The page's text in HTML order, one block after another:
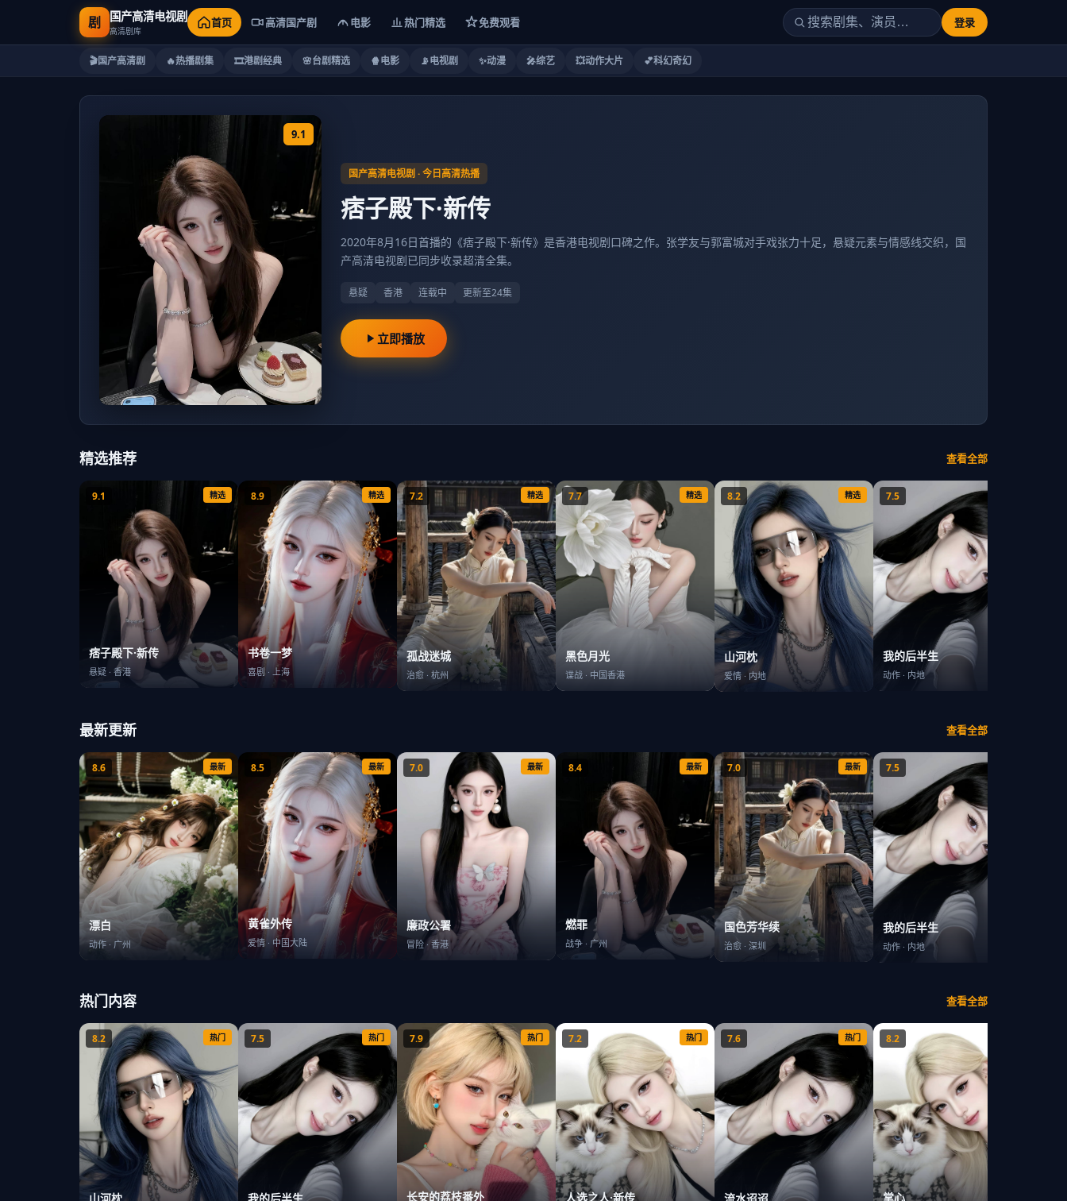
剧 国产高清电视剧
高清剧库
首页 高清国产剧 电影 热门精选 免费观看 登录
🎬国产高清剧 🔥热播剧集 🎞️港剧经典 🌸台剧精选 🍿电影 📡电视剧 ✨动漫 🎤综艺 💥动作大片 💕科幻奇幻
9.1
国产高清电视剧 · 今日高清热播
痞子殿下·新传
2020年8月16日首播的《痞子殿下·新传》是香港电视剧口碑之作。张学友与郭富城对手戏张力十足，悬疑元素与情感线交织，国
产高清电视剧已同步收录超清全集。
悬疑 香港 连载中 更新至24集
立即播放
精选推荐 查看全部
9.1 精选
痞子殿下·新传
悬疑 · 香港
8.9 精选
书卷一梦
喜剧 · 上海
7.2 精选
孤战迷城
治愈 · 杭州
7.7 精选
黑色月光
谍战 · 中国香港
8.2 精选
山河枕
爱情 · 内地
7.5
我的后半生
动作 · 内地
最新更新 查看全部
8.6 最新
漂白
动作 · 广州
8.5 最新
黄雀外传
爱情 · 中国大陆
7.0 最新
廉政公署
冒险· 香港
8.4 最新
燃罪
战争 · 广州
7.0 最新
国色芳华续
治愈 · 深圳
7.5
我的后半生
动作 · 内地
热门内容 查看全部
8.2 热门 7.5 热门
我的后半生
7.9 热门
长安的荔枝番外
7.2 热门
人选之人·新传
7.6 热门
流水迢迢
8.2
掌心